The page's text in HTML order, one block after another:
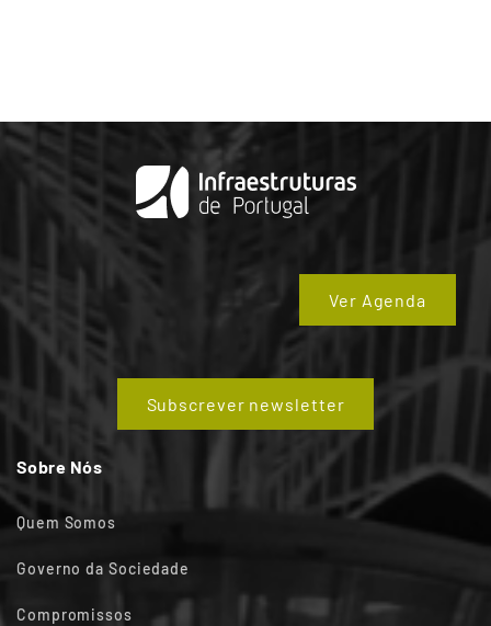
Ver Agenda
Subscrever newsletter
Sobre Nós
Quem Somos
Governo da Sociedade
Compromissos